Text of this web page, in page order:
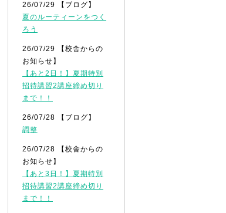
具体的な校舎の雰囲気
校舎の雰囲気や学習環境の良さ、自習スペースなど
担任の先生やスタッフはどんな感じだろう……。そん
学することで、一つ一つ確認することができます。
26/07/29 【ブログ】
夏のルーティーンをつく
ろう
26/07/29 【校舎からの
お知らせ】
【あと2日！】夏期特別
招待講習2講座締め切り
まで！！
26/07/28 【ブログ】
調整
26/07/28 【校舎からの
お知らせ】
【あと3日！】夏期特別
招待講習2講座締め切り
まで！！